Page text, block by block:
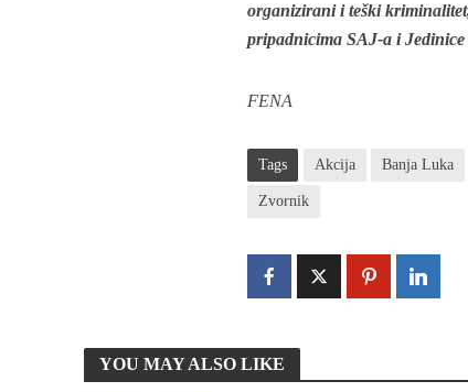
organizirani i teški
pripadnicima SAJ-a i
FENA
Tags Akcija Banja Luka
Zvornik
YOU MAY ALSO LIKE